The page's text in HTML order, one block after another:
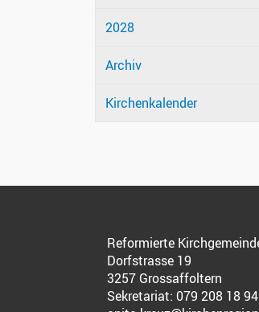
2028
Archiv
Kirchenkalender
Reformierte
Dorfstrasse 19
3257 Grossaffoltern
Sekretariat: 079 208 18 94